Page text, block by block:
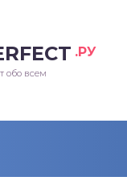
.РУ
обо всем